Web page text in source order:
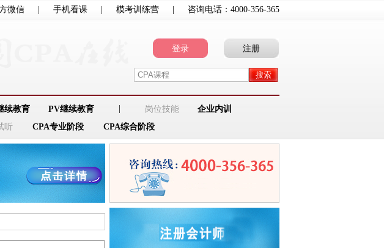
微信 手机看课 模考训练营 咨询电话： 4000-356-365
登录 注册
续教育 PV继续教育 岗位技能
企业内训
听 CPA专业阶段 CPA综合阶段